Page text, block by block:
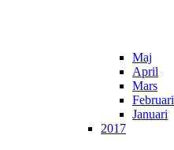
Maj
April
Mars
Februari
Januari
2017